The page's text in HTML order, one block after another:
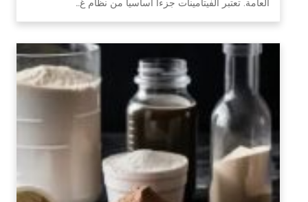
العامة. تعتبر الفيتامينات جزءاً أساسياً من نظام غ…